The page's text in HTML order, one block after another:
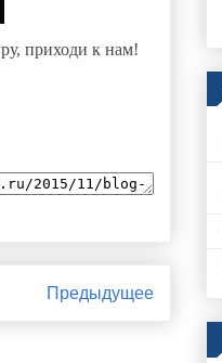
приходи к нам!
Предыдущее